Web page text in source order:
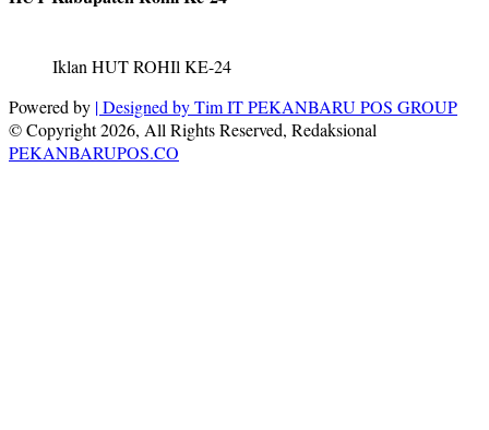
Iklan HUT ROHIl KE-24
Powered by | Designed byTim IT PEKANBARU POS GROUP
© Copyright 2026, All Rights Reserved, Redaksional
PEKANBARUPOS.CO